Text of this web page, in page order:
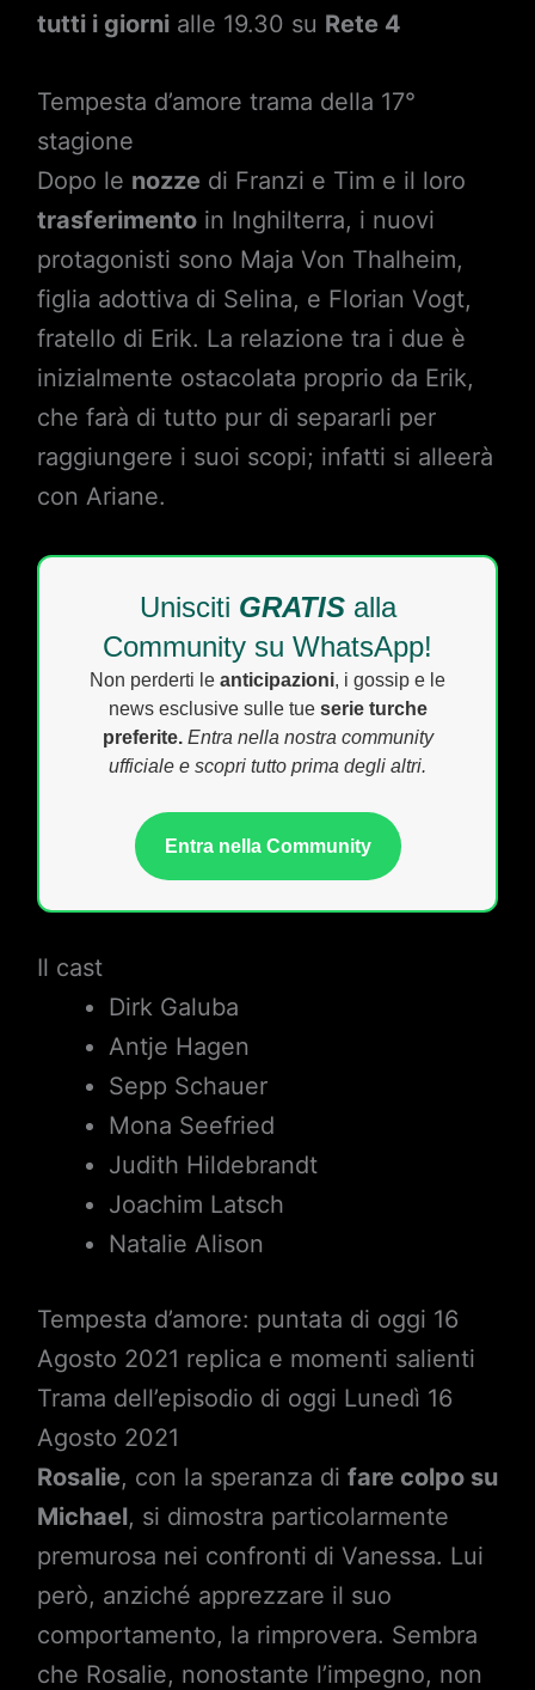
tutti i giornialle 19.30 su Rete 4
Tempesta d’amore trama della 17°
stagione
Dopo le nozze di Franzi e Tim e il loro
trasferimentoin Inghilterra, i nuovi
protagonisti sono Maja Von Thalheim,
figlia adottiva di Selina, e Florian Vogt,
fratello di Erik. La relazione tra i due è
inizialmente ostacolata proprio da Erik,
che farà di tutto pur di separarli per
raggiungere i suoi scopi; infatti si alleerà
con Ariane.
Unisciti GRATISalla
Community su WhatsApp!
Non perderti le anticipazioni, i gossip e le
news esclusive sulle tue serie turche
preferite. Entra nella nostra community
ufficiale e scopri tutto prima degli altri.
Entra nella Community
Il cast
Dirk Galuba
Antje Hagen
Sepp Schauer
Mona Seefried
Judith Hildebrandt
Joachim Latsch
Natalie Alison
Tempesta d’amore: puntata di oggi 16
Agosto 2021 replica e momenti salienti
Trama dell’episodio di oggi Lunedì 16
Agosto 2021
Rosalie, con la speranza di fare colpo su
Michael, si dimostra particolarmente
premurosa nei confronti di Vanessa. Lui
però, anziché apprezzare il suo
comportamento, la rimprovera. Sembra
che Rosalie, nonostante l’impegno, non